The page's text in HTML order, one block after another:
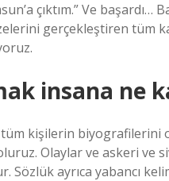
çıktım.” Ve
gerçekleştiren tüm
insana ne
kişilerin biyografilerini
Olaylar ve askeri ve
Sözlük ayrıca yabancı